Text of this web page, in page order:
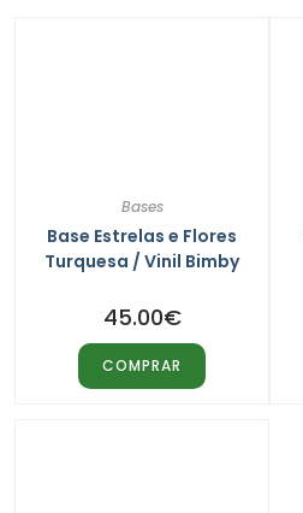
Bases
Base Estrelas e Flores
Turquesa / Vinil Bimby
45.00€
COMPRAR